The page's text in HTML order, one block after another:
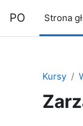
PO Strona
Kursy